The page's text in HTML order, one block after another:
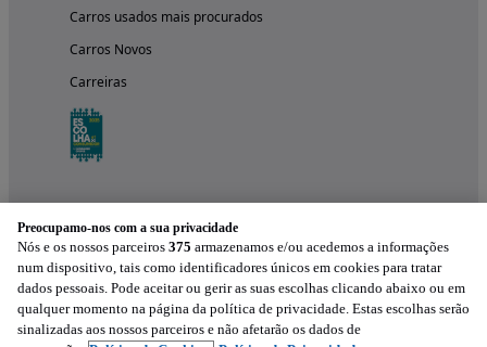
Carros usados mais procurados
Carros Novos
Carreiras
Experimenta a aplicação
Preocupamo-nos com a sua privacidade
Nós e os nossos parceiros 375 armazenamos e/ou acedemos a informações
num dispositivo, tais como identificadores únicos em cookies para tratar
dados pessoais. Pode aceitar ou gerir as suas escolhas clicando abaixo ou em
qualquer momento na página da política de privacidade. Estas escolhas serão
sinalizadas aos nossos parceiros e não afetarão os dados de